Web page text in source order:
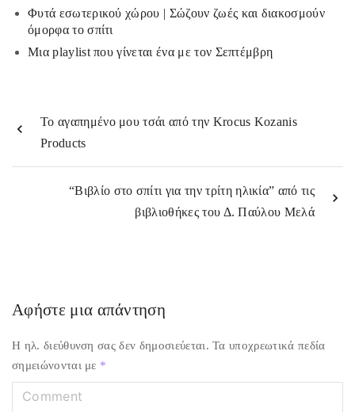
τε
Φυτά εσωτερικού χώρου | Σώζουν ζωές και διακοσμούν
όμορφα το σπίτι
Μια playlist που γίνεται ένα με τον Σεπτέμβρη
Το αγαπημένο μου τσάι από την Krocus Kozanis
Products
“Βιβλίο στο σπίτι για την τρίτη ηλικία” από τις
βιβλιοθήκες του Δ. Παύλου Μελά
Αφήστε μια απάντηση
Η ηλ. διεύθυνση σας δεν δημοσιεύεται. Τα υποχρεωτικά πεδία
σημειώνονται με *